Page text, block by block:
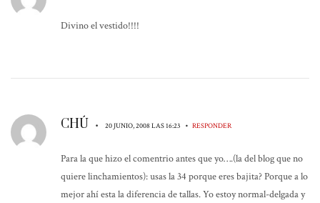
Divino el vestido!!!!
CHÚ • 20 JUNIO, 2008 LAS 16:23 • RESPONDER
Para la que hizo el comentrio antes que yo….(la del blog que no
quiere linchamientos): usas la 34 porque eres bajita? Porque a lo
mejor ahí esta la diferencia de tallas. Yo estoy normal-delgada y